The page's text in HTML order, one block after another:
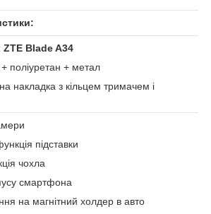
ZTE Blade A34
поліуретан + метал
накладка з кільцем тримачем і
підставки
чохла
смартфона
на магнітний холдер в авто